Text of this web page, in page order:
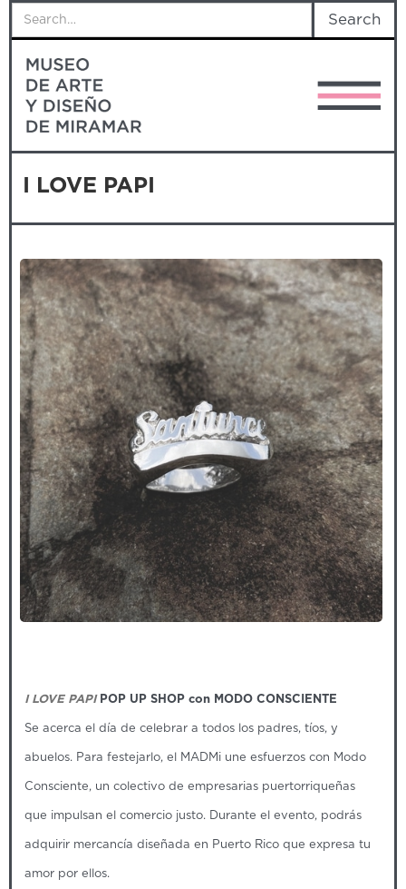
I LOVE PAPI
I LOVE PAPIPOP UP SHOP con MODO CONSCIENTE
Se acerca el día de celebrar a todos los padres, tíos, y
abuelos. Para festejarlo, el MADMi une esfuerzos con Modo
Consciente, un colectivo de empresarias puertorriqueñas
que impulsan el comercio justo. Durante el evento, podrás
adquirir mercancía diseñada en Puerto Rico que expresa tu
amor por ellos.